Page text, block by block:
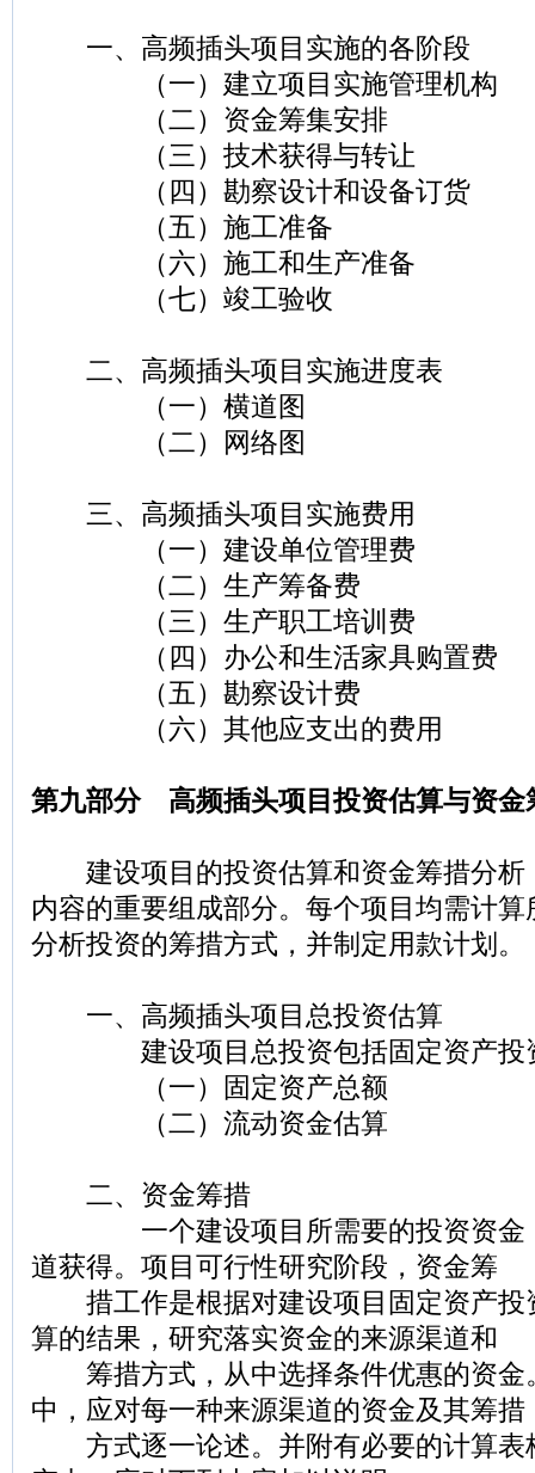
一、高频插头项目实施的各阶段
（一）建立项目实施管理机构
（二）资金筹集安排
（三）技术获得与转让
（四）勘察设计和设备订货
（五）施工准备
（六）施工和生产准备
（七）竣工验收
二、高频插头项目实施进度表
（一）横道图
（二）网络图
三、高频插头项目实施费用
（一）建设单位管理费
（二）生产筹备费
（三）生产职工培训费
（四）办公和生活家具购置费
（五）勘察设计费
（六）其他应支出的费用
第九部分 高频插头项目投资估算与资金
建设项目的投资估算和资金筹措分析
内容的重要组成部分。每个项目均需计
分析投资的筹措方式，并制定用款计划。
一、高频插头项目总投资估算
建设项目总投资包括固定资产投资
（一）固定资产总额
（二）流动资金估算
二、资金筹措
一个建设项目所需要的投资资金，
道获得。项目可行性研究阶段，资金筹
措工作是根据对建设项目固定资产投
算的结果，研究落实资金的来源渠道和
筹措方式，从中选择条件优惠的资金
中，应对每一种来源渠道的资金及其筹措
方式逐一论述。并附有必要的计算表